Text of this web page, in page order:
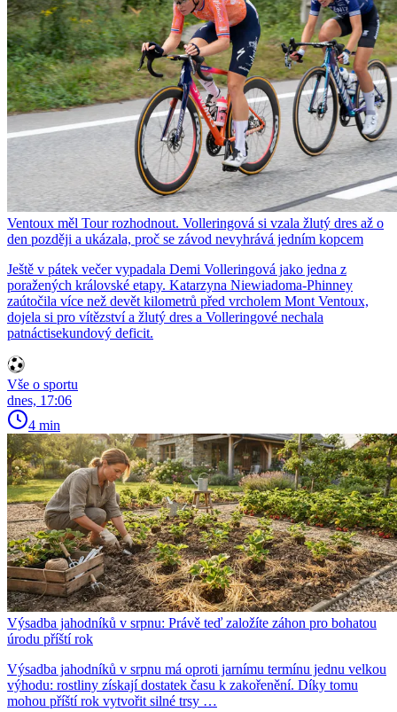
Ventoux měl Tour rozhodnout. Volleringová si vzala žlutý dres až o
den později a ukázala, proč se závod nevyhrává jedním kopcem
Ještě v pátek večer vypadala Demi Volleringová jako jedna z
poražených královské etapy. Katarzyna Niewiadoma-Phinney
zaútočila více než devět kilometrů před vrcholem Mont Ventoux,
dojela si pro vítězství a žlutý dres a Volleringové nechala
patnáctisekundový deficit.
Vše o sportu
dnes, 17:06
4 min
Výsadba jahodníků v srpnu: Právě teď založíte záhon pro bohatou
úrodu příští rok
Výsadba jahodníků v srpnu má oproti jarnímu termínu jednu velkou
výhodu: rostliny získají dostatek času k zakořenění. Díky tomu
mohou příští rok vytvořit silné trsy …